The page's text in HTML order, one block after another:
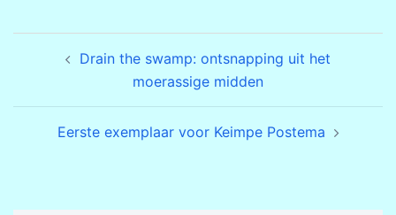
navigatieDrain the swamp: ontsnapping uit het
moerassige midden
Eerste exemplaar voor Keimpe Postema